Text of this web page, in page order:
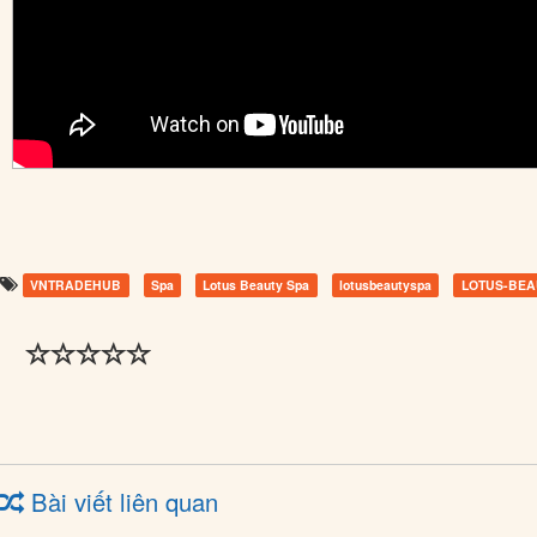
VNTRADEHUB Spa Lotus Beauty Spa lotusbeautyspa LOTUS-
Bài viết liên quan